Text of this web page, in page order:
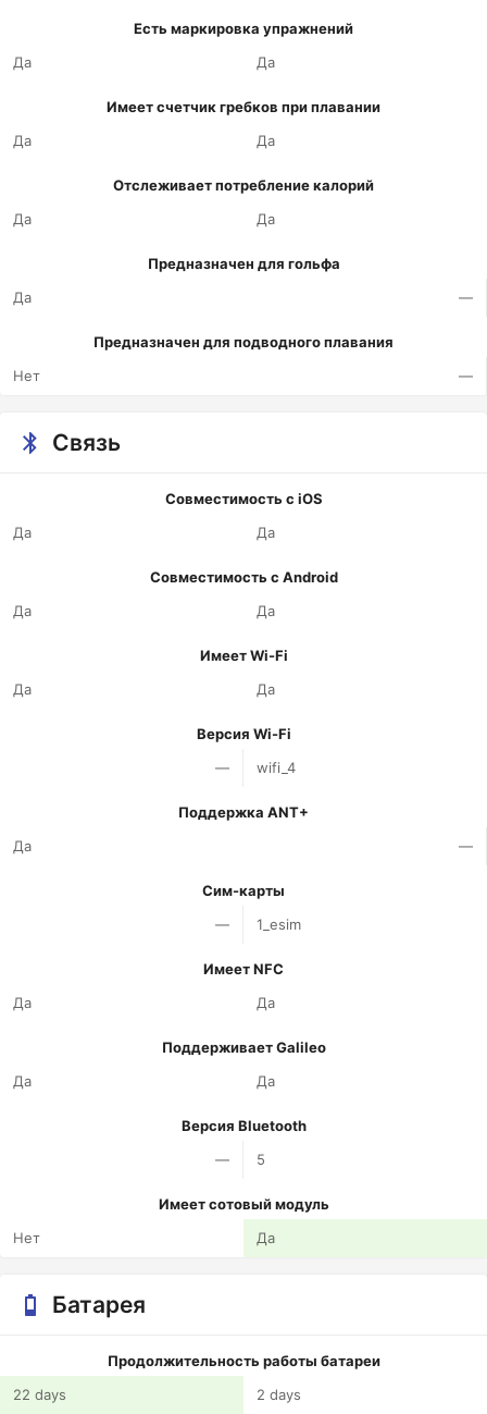
Есть маркировка упражнений
Да
Да
Имеет счетчик гребков при плавании
Да
Да
Отслеживает потребление калорий
Да
Да
Предназначен для гольфа
Да
—
Предназначен для подводного плавания
Нет
—
Связь
Совместимость с iOS
Да
Да
Совместимость с Android
Да
Да
Имеет Wi-Fi
Да
Да
Версия Wi-Fi
—
wifi_4
Поддержка ANT+
Да
—
Сим-карты
—
1_esim
Имеет NFC
Да
Да
Поддерживает Galileo
Да
Да
Версия Bluetooth
—
5
Имеет сотовый модуль
Нет
Да
Батарея
Продолжительность работы батареи
22 days
2 days